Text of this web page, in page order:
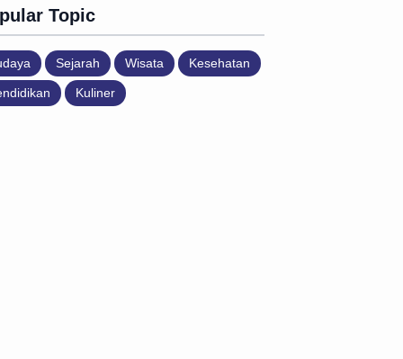
Topic
Sejarah Wisata Kesehatan
Kuliner